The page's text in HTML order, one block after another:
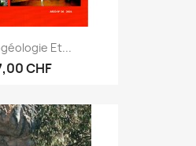
Et...
CHF